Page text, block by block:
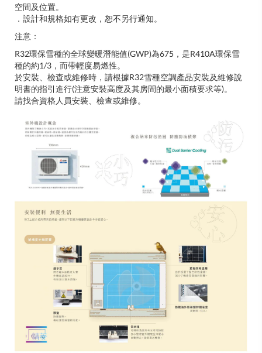
空間及位置。
．設計和規格如有更改，恕不另行通知。
注意：
R32環保雪種的全球變暖潛能值(GWP)為675，是R410A環保雪
種的約1/3，而帶輕度易燃性。
於安裝、檢查或維修時，請根據R32雪種空調產品安裝及維修說
明書的指引進行(注意安裝高度及其房間的最小面積要求等)。
請找合資格人員安裝、檢查或維修。